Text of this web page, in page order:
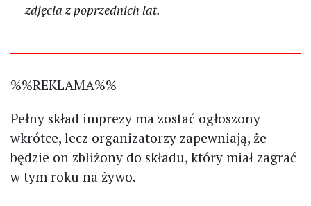
zdjęcia z poprzednich lat.
%%REKLAMA%%
Pełny skład imprezy ma zostać ogłoszony
wkrótce, lecz organizatorzy zapewniają, że
będzie on zbliżony do składu, który miał zagrać
w tym roku na żywo.